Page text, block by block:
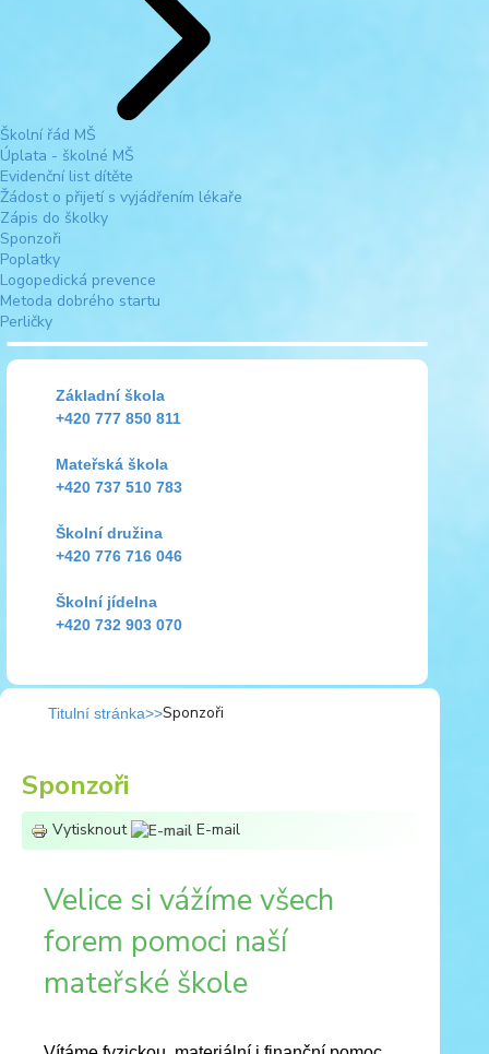
Školní řád MŠ
Úplata - školné MŠ
Evidenční list dítěte
Žádost o přijetí s vyjádřením lékaře
Zápis do školky
Sponzoři
Poplatky
Logopedická prevence
Metoda dobrého startu
Perličky
Základní škola
+420 777 850 811
Mateřská škola
+420 737 510 783
Školní družina
+420 776 716 046
Školní jídelna
+420 732 903 070
Titulní stránka Sponzoři
Sponzoři
Vytisknout E-mail
Velice si vážíme všech
forem pomoci naší
mateřské škole